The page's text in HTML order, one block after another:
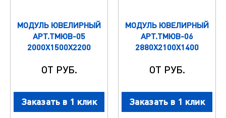
МОДУЛЬ ЮВЕЛИРНЫЙ
АРТ.ТМЮВ-05
2000Х1500Х2200
ОТ РУБ.
Заказать в 1 клик
МОДУЛЬ ЮВЕЛИРНЫЙ
АРТ.ТМЮВ-06
2880Х2100Х1400
ОТ РУБ.
Заказать в 1 клик